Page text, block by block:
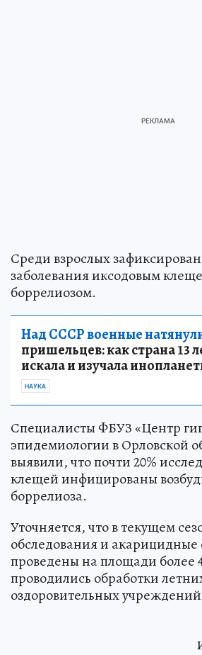
Среди взрослых
заболевания иксодовым
боррелиозом.
Над СССР военные
пришельцев: как страна 13
искала и изучала
НАУКА
Специалисты ФБУЗ «Центр
эпидемиологии в Орловской
выявили, что почти 20%
клещей инфицированы
боррелиоза.
Уточняется, что в текущем
обследования и акарицидные
проведены на площади более
проводились обработки
оздоровительных